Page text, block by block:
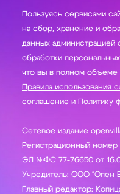
Пользуясь сервисами
на сбор, хранение и обработку ваших персональных
данных администрацией
обработки
что вы в полном объеме
Правила использования
соглашение и Политику
Сетевое издание
Регистрационный
ЭЛ №ФС 77-76650 от
Учредитель: ООО "Опен
Главный редактор: